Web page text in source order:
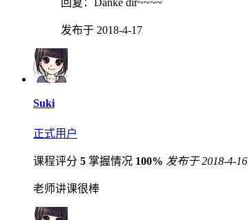
回复： Danke dir~~~~
发布于 2018-4-17
Suki
正式用户
课程评分 5 掌握情况 100% 发布于 2018-4-16
老师讲课很棒